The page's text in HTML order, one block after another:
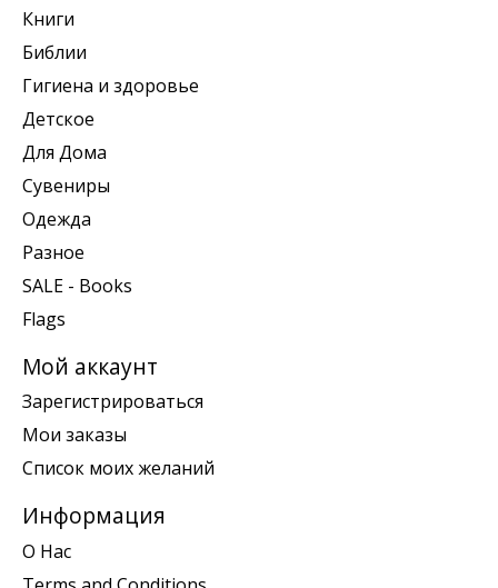
Книги
Библии
Гигиена и здоровье
Детское
Для Дома
Сувениры
Одежда
Разное
SALE - Books
Flags
Мой аккаунт
Зарегистрироваться
Мои заказы
Список моих желаний
Информация
О Нас